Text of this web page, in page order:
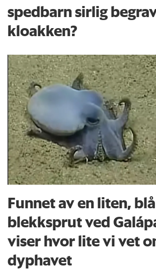
spedbarn sirlig
kloakken?
Funnet av en liten, blå
blekksprut ved
viser hvor lite vi vet
dyphavet